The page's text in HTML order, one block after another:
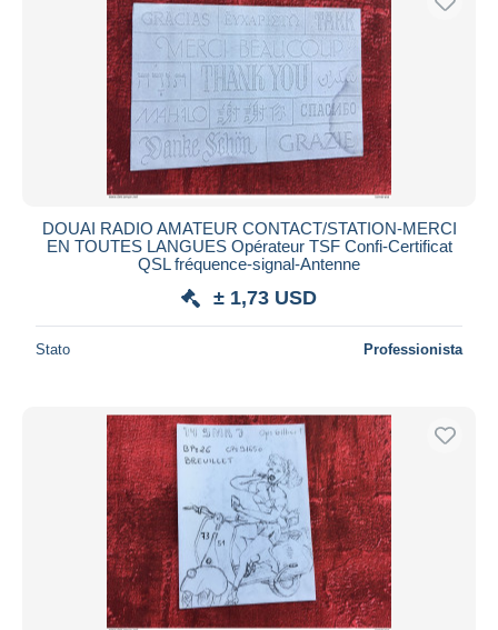
DOUAI RADIO AMATEUR CONTACT/STATION-MERCI
EN TOUTES LANGUES Opérateur TSF Confi-Certificat
QSL fréquence-signal-Antenne
± 1,73 USD
Stato Professionista